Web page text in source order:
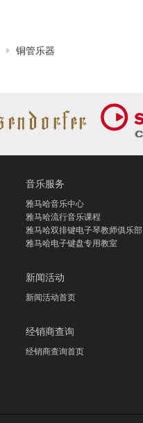
铜管乐器
音乐服务
雅马哈音乐中心
雅马哈流行音乐课程
雅马哈双排键电子琴教师俱乐部
雅马哈电子键盘专用教室
新闻活动
新闻活动首页
经销商查询
经销商查询首页